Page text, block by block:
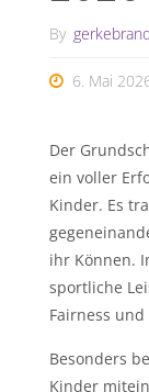
By
6. Mai
Der
ein voller
Kinder. Es
ihr Können.
sportliche
Fairness
Besonders
Kinder